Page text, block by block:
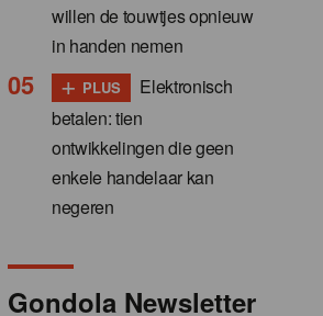
willen de touwtjes opnieuw
in handen nemen
+ PLUS
Elektronisch
betalen: tien
ontwikkelingen die geen
enkele handelaar kan
negeren
Gondola Newsletter